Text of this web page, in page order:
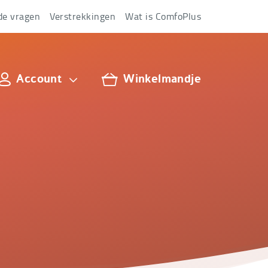
vragen Verstrekkingen Wat is ComfoPlus
Account Winkelmandje